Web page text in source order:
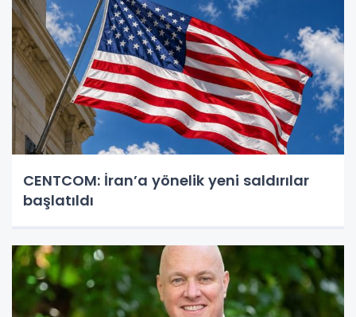
CENTCOM: İran’a yönelik yeni saldırılar
başlatıldı